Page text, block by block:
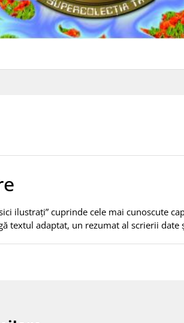
ilustrați” cuprinde cele mai cunoscute
textul adaptat, un rezumat al scrierii